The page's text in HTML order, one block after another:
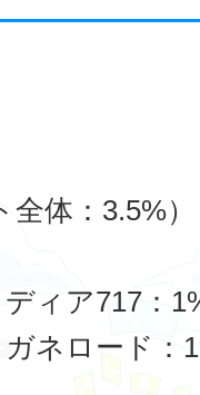
体：3.5%）
ィア717：
ネロード：